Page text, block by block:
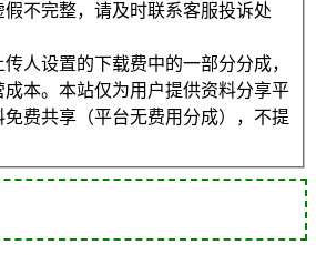
不完整，请及时联系客服投诉处
人设置的下载费中的一部分分成，
本。本站仅为用户提供资料分享平
费共享（平台无费用分成），不提